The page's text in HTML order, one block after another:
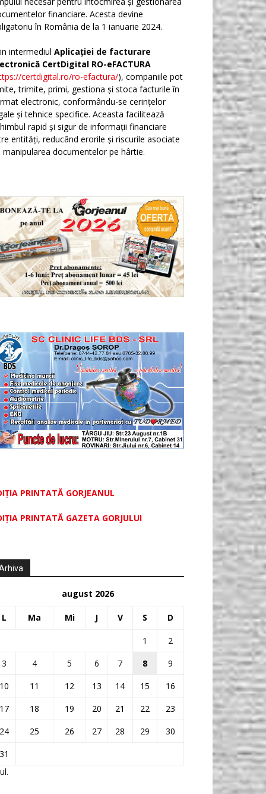
financiare. Acesta devine
în România de la 1 ianuarie 2024.
intermediul Aplicației de facturare
CertDigital RO-eFACTURA
certdigital.ro/ro-efactura/), companiile pot
trimite, primi, gestiona și stoca facturile în
electronic, conformându-se cerințelor
și tehnice specifice. Aceasta facilitează
rapid și sigur de informații financiare
entități, reducând erorile și riscurile asociate
manipularea documentelor pe hârtie.
PRINTATĂ GORJEANUL
PRINTATĂ GAZETA GORJULUI
august 2026
L Ma Mi J V S D
1
2
3
4 5 6 7 8
9
11 12 13 14 15
16
18 19 20 21 22
23
25 26 27 28 29
30